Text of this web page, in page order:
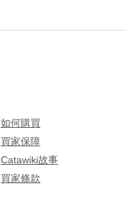
如何購買
買家保障
Catawiki故事
買家條款